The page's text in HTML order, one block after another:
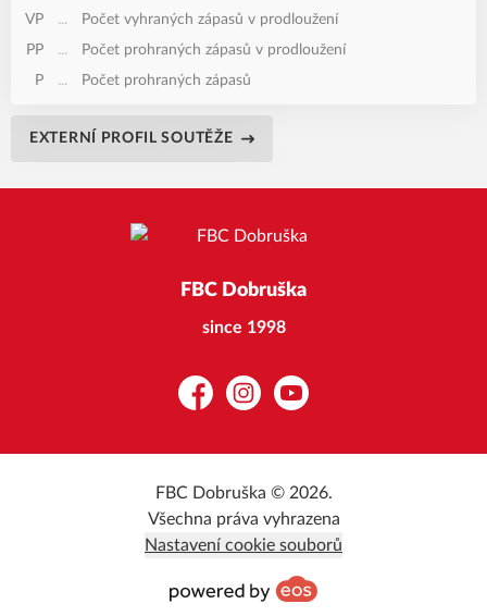
VP
...
Počet vyhraných zápasů v prodloužení
PP
...
Počet prohraných zápasů v prodloužení
P
... Počet prohraných zápasů
EXTERNÍ PROFIL SOUTĚŽE
FBC Dobruška
since 1998
FacebookInstagramYouTube
FBC Dobruška © 2026.
Všechna práva vyhrazena
Nastavení cookie souborů